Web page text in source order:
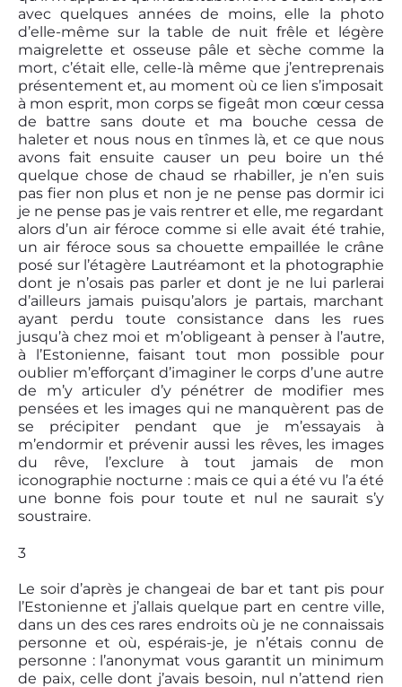
avec quelques années de moins, elle la photo
d’elle-même sur la table de nuit frêle et légère
maigrelette et osseuse pâle et sèche comme la
mort, c’était elle, celle-là même que j’entreprenais
présentement et, au moment où ce lien s’imposait
à mon esprit, mon corps se figeât mon cœur cessa
de battre sans doute et ma bouche cessa de
haleter et nous nous en tînmes là, et ce que nous
avons fait ensuite causer un peu boire un thé
quelque chose de chaud se rhabiller, je n’en suis
pas fier non plus et non je ne pense pas dormir ici
je ne pense pas je vais rentrer et elle, me regardant
alors d’un air féroce comme si elle avait été trahie,
un air féroce sous sa chouette empaillée le crâne
posé sur l’étagère Lautréamont et la photographie
dont je n’osais pas parler et dont je ne lui parlerai
d’ailleurs jamais puisqu’alors je partais, marchant
ayant perdu toute consistance dans les rues
jusqu’à chez moi et m’obligeant à penser à l’autre,
à l’Estonienne, faisant tout mon possible pour
oublier m’efforçant d’imaginer le corps d’une autre
de m’y articuler d’y pénétrer de modifier mes
pensées et les images qui ne manquèrent pas de
se précipiter pendant que je m’essayais à
m’endormir et prévenir aussi les rêves, les images
du rêve, l’exclure à tout jamais de mon
iconographie nocturne : mais ce qui a été vu l’a été
une bonne fois pour toute et nul ne saurait s’y
soustraire.
3
Le soir d’après je changeai de bar et tant pis pour
l’Estonienne et j’allais quelque part en centre ville,
dans un des ces rares endroits où je ne connaissais
personne et où, espérais-je, je n’étais connu de
personne : l’anonymat vous garantit un minimum
de paix, celle dont j’avais besoin, nul n’attend rien